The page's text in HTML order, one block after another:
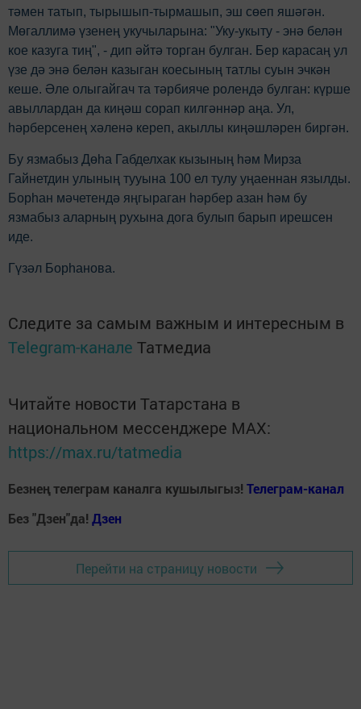
тәмен татып, тырышып-тырмашып, эш сөеп яшәгән.
Мөгаллимә үзенең укучыларына: "Уку-укыту - энә белән
кое казуга тиң", - дип әйтә торган булган. Бер карасаң ул
үзе дә энә белән казыган коесының татлы суын эчкән
кеше. Әле олыгайгач та тәрбияче ролендә булган: күрше
авыллардан да киңәш сорап килгәннәр аңа. Ул,
hәрберсенең хәленә кереп, акыллы киңәшләрен биргән.
Бу язмабыз Дөһа Габделхак кызының һәм Мирза
Гайнетдин улының тууына 100 ел тулу уңаеннан язылды.
Борhан мәчетендә яңгыраган hәрбер азан һәм бу
язмабыз аларның рухына дога булып барып ирешсен
иде.
Гүзәл Борһанова.
Следите за самым важным и интересным в
Telegram-канале Татмедиа
Читайте новости Татарстана в
национальном мессенджере MАХ:
https://max.ru/tatmedia
Безнең телеграм каналга кушылыгыз! Телеграм-канал
Без "Дзен"да! Дзен
Перейти на страницу новости